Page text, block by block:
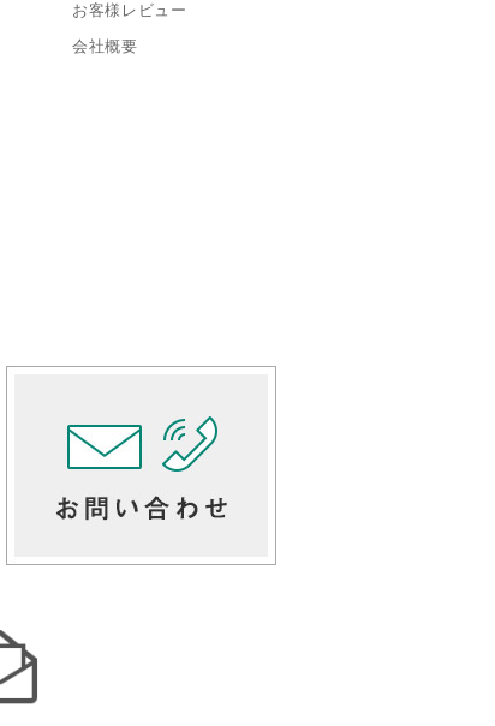
お客様レビュー
会社概要